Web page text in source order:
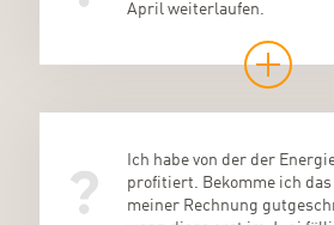
April weiterlaufen.
Ich habe von der der
profitiert. Bekomme ich das
meiner Rechnung